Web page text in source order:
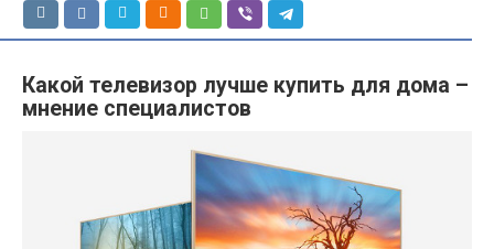
Какой телевизор лучше купить для дома –
мнение специалистов